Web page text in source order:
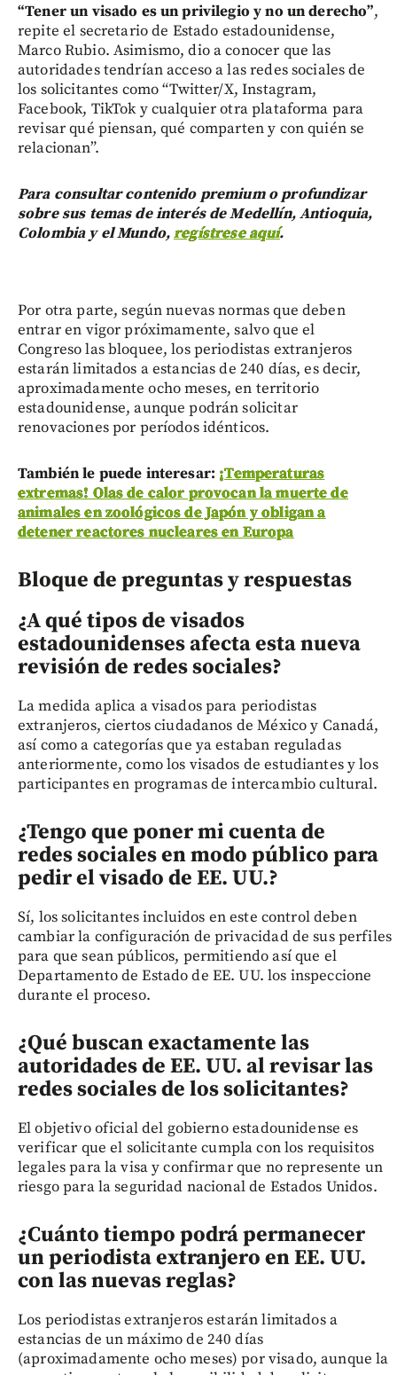
“Tener un visado es un privilegio y no un derecho”,
repite el secretario de Estado estadounidense,
Marco Rubio. Asimismo, dio a conocer que las
autoridades tendrían acceso a las redes sociales de
los solicitantes como “Twitter/X, Instagram,
Facebook, TikTok y cualquier otra plataforma para
revisar qué piensan, qué comparten y con quién se
relacionan”.
Para consultar contenido premium o profundizar
sobre sus temas de interés de Medellín, Antioquia,
Colombia y el Mundo,regístrese aquí.
Por otra parte, según nuevas normas que deben
entrar en vigor próximamente, salvo que el
Congreso las bloquee, los periodistas extranjeros
estarán limitados a estancias de 240 días, es decir,
aproximadamente ocho meses, en territorio
estadounidense, aunque podrán solicitar
renovaciones por períodos idénticos.
También le puede interesar: ¡Temperaturas
extremas! Olas de calor provocan la muerte de
animales en zoológicos de Japón y obligan a
detener reactores nucleares en Europa
Bloque de preguntas y respuestas
¿A qué tipos de visados
estadounidenses afecta esta nueva
revisión de redes sociales?
La medida aplica a visados para periodistas
extranjeros, ciertos ciudadanos de México y Canadá,
así como a categorías que ya estaban reguladas
anteriormente, como los visados de estudiantes y los
participantes en programas de intercambio cultural.
¿Tengo que poner mi cuenta de
redes sociales en modo público para
pedir el visado de EE. UU.?
Sí, los solicitantes incluidos en este control deben
cambiar la configuración de privacidad de sus perfiles
para que sean públicos, permitiendo así que el
Departamento de Estado de EE. UU. los inspeccione
durante el proceso.
¿Qué buscan exactamente las
autoridades de EE. UU. al revisar las
redes sociales de los solicitantes?
El objetivo oficial del gobierno estadounidense es
verificar que el solicitante cumpla con los requisitos
legales para la visa y confirmar que no represente un
riesgo para la seguridad nacional de Estados Unidos.
¿Cuánto tiempo podrá permanecer
un periodista extranjero en EE. UU.
con las nuevas reglas?
Los periodistas extranjeros estarán limitados a
estancias de un máximo de 240 días
(aproximadamente ocho meses) por visado, aunque la